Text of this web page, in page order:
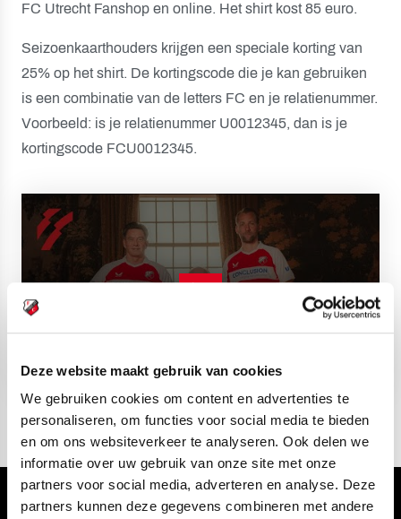
Deze website maakt gebruik van cookies
We gebruiken cookies om content en advertenties te
personaliseren, om functies voor social media te bieden
en om ons websiteverkeer te analyseren. Ook delen we
informatie over uw gebruik van onze site met onze
partners voor social media, adverteren en analyse. Deze
partners kunnen deze gegevens combineren met andere
FC Utrecht Fanshop en online. Het shirt kost 85 euro.
Seizoenkaarthouders krijgen een speciale korting van
25% op het shirt. De kortingscode die je kan gebruiken
is een combinatie van de letters FC en je relatienummer.
Voorbeeld: is je relatienummer U0012345, dan is je
kortingscode FCU0012345.
Volg ons ook via